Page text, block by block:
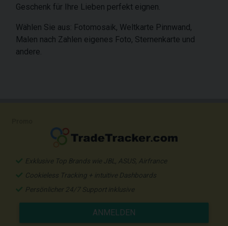
Geschenk für Ihre Lieben perfekt eignen.
Wählen Sie aus: Fotomosaik, Weltkarte Pinnwand,
Malen nach Zahlen eigenes Foto, Sternenkarte und
andere.
Exklusive Top Brands wie JBL, ASUS, Airfrance
Cookieless Tracking + intuitive Dashboards
Persönlicher 24/7 Support inklusive
ANMELDEN